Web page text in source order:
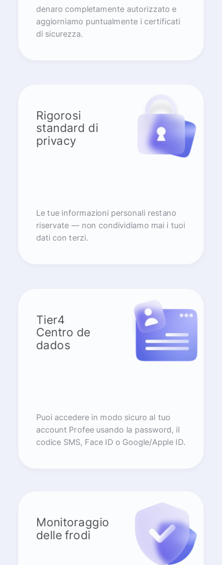
denaro completamente autorizzato e
aggiorniamo puntualmente i certificati
di sicurezza.
Rigorosi
standard di
privacy
Le tue informazioni personali restano
riservate — non condividiamo mai i tuoi
dati con terzi.
Tier4
Centro de
dados
Puoi accedere in modo sicuro al tuo
account Profee usando la password, il
codice SMS, Face ID o Google/Apple ID.
Monitoraggio
delle frodi